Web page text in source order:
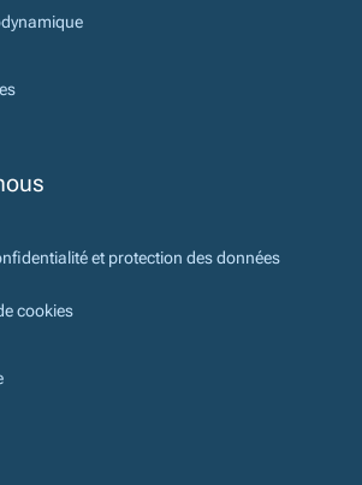
et protection des données
cookies